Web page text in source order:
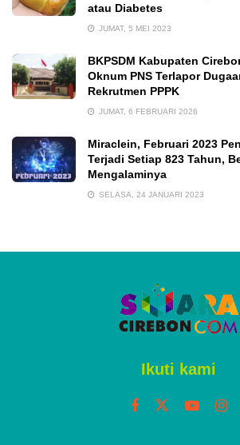
atau Diabetes
JUMAT, 5 MEI 2023
BKPSDM Kabupaten
Oknum PNS Terlapor
Rekrutmen PPPK
JUMAT, 6 FEBRUARI 2026
Miraclein, Februari 2023
Terjadi Setiap 823 Tahun,
Mengalaminya
SELASA, 24 JANUARI 2023
Ikuti kami